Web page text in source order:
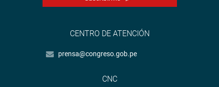
CENTRO DE ATENCIÓN
prensa@congreso.gob.pe
CNC